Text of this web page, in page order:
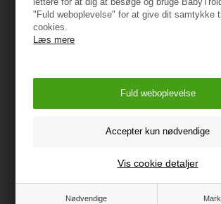
"Fuld weboplevelse" for at give dit samtykke
cookies.
Læs mere
Nødvendige
Vis cookie detaljer
Hvornår må baby sidde op i
Mange forældre glæder sig til det tidspunkt,
kan komme op at sidde i barnevognen, så
Der gælder samme anbefalinger for at sidde
generelt: Babyer må sidde op i
, der sikrer, at barnet